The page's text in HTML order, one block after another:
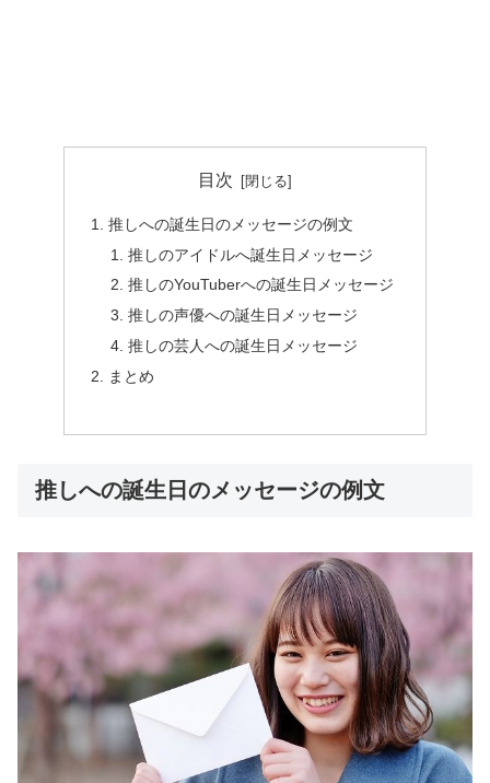
目次
推しへの誕生日のメッセージの例文
推しのアイドルへ誕生日メッセージ
推しのYouTuberへの誕生日メッセージ
推しの声優への誕生日メッセージ
推しの芸人への誕生日メッセージ
まとめ
推しへの誕生日のメッセージの例文